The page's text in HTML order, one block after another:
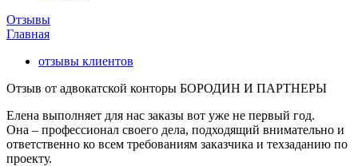
Отзывы
Главная
отзывы клиентов
Отзыв от адвокатской конторы БОРОДИН И ПАРТНЕРЫ
Елена выполняет для нас заказы вот уже не первый год.
Она – профессионал своего дела, подходящий внимательно и
ответственно ко всем требованиям заказчика и техзаданию по
проекту.